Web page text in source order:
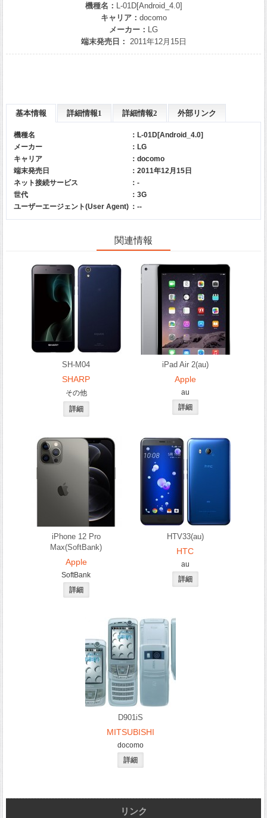
機種名： L-01D[Android_4.0]
キャリア： docomo
メーカー： LG
端末発売日： 2011年12月15日
基本情報 詳細情報1 詳細情報2 外部リンク
機種名
：L-01D[Android_4.0]
メーカー
： LG
キャリア
： docomo
端末発売日
：2011年12月15日
ネット接続サービス
：-
世代
：3G
ユーザーエージェント(User Agent) ：--
関連情報
SH-M04
SHARP
その他
iPad Air 2(au)
Apple
au
iPhone 12 Pro
Max(SoftBank)
Apple
SoftBank
HTV33(au)
HTC
au
D901iS
MITSUBISHI
docomo
リンク